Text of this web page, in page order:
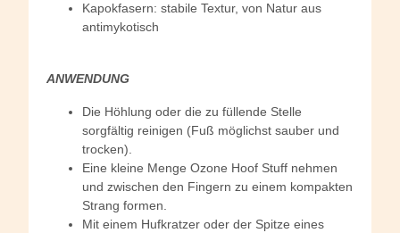
Kapokfasern: stabile Textur, von Natur aus
antimykotisch
ANWENDUNG
Die Höhlung oder die zu füllende Stelle
sorgfältig reinigen (Fuß möglichst sauber und
trocken).
Eine kleine Menge Ozone Hoof Stuff nehmen
und zwischen den Fingern zu einem kompakten
Strang formen.
Mit einem Hufkratzer oder der Spitze eines